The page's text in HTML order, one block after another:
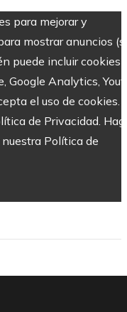
para mejorar y
mostrar anuncios
puede incluir cookies
Google Analytics,
el uso de cookies.
de Privacidad.
Política de